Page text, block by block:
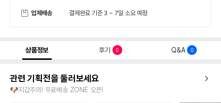
업체배송 결제완료 기준 3 ~ 7일 소요 예정
상품정보 후기 0 Q&A 0
관련 기획전을 둘러보세요
🐶지갑주의! 무료배송 ZONE 오픈!